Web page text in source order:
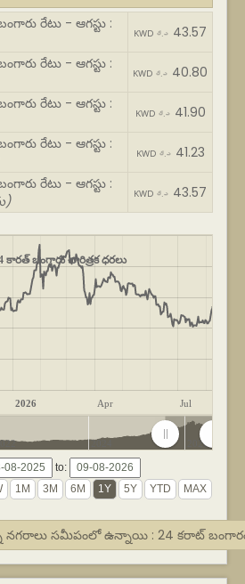
రేటు - ఆగస్టు :
KWD د.ك 43.57
రేటు - ఆగస్టు :
KWD د.ك 40.80
రేటు - ఆగస్టు :
KWD د.ك 41.90
రేటు - ఆగస్టు :
KWD د.ك 41.23
రేటు - ఆగస్టు :
KWD د.ك 43.57
బంగారు చారిత్రక ధరలు
2026 Apr Jul
2024 2026
to:
నగరాలు సమీపంలో ఉన్నాయి : 24 కరాట్